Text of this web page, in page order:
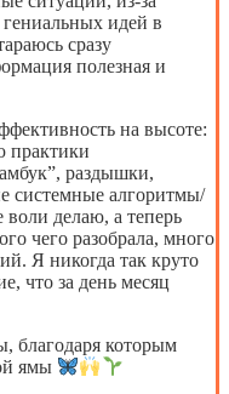
идей в
сразу
полезная и
на высоте:
практики
раздышки,
системные алгоритмы/
делаю, а теперь
чего разобрала, много
Я никогда так круто
что за день месяц
благодаря которым
ямы